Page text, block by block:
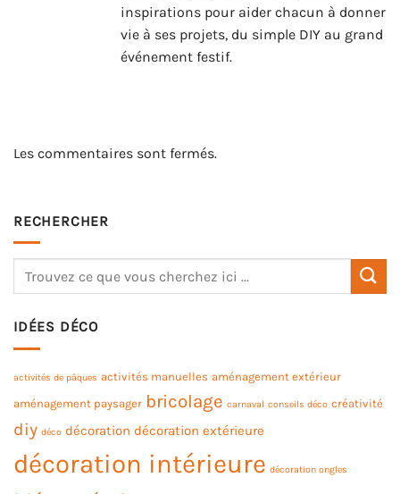
inspirations pour aider chacun à donner
vie à ses projets, du simple DIY au grand
événement festif.
Les commentaires sont fermés.
RECHERCHER
IDÉES DÉCO
activités de pâques activités manuelles aménagement extérieur
aménagement paysager bricolage carnaval conseils déco créativité
diy déco décoration décoration extérieure
décoration intérieure décoration ongles